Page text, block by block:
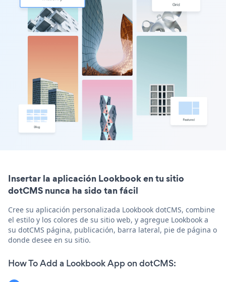
Insertar la aplicación Lookbook en tu sitio
dotCMS nunca ha sido tan fácil
Cree su aplicación personalizada Lookbook dotCMS, combine
el estilo y los colores de su sitio web, y agregue Lookbook a
su dotCMS página, publicación, barra lateral, pie de página o
donde desee en su sitio.
How To Add a Lookbook App on dotCMS: